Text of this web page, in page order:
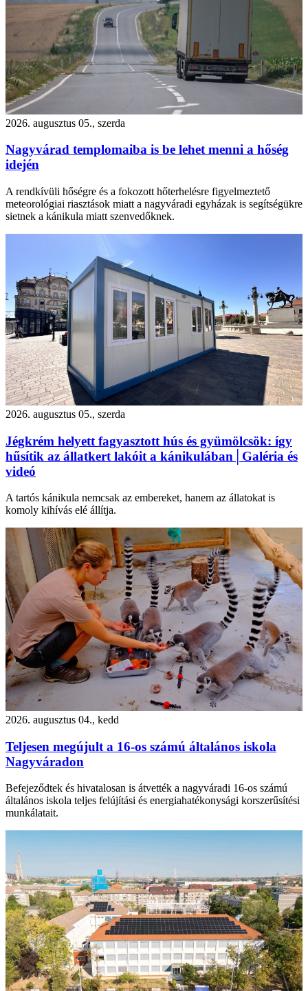
2026. augusztus 05., szerda
Nagyvárad templomaiba is be lehet menni a hőség
idején
A rendkívüli hőségre és a fokozott hőterhelésre figyelmeztető
meteorológiai riasztások miatt a nagyváradi egyházak is segítségükre
sietnek a kánikula miatt szenvedőknek.
2026. augusztus 05., szerda
Jégkrém helyett fagyasztott hús és gyümölcsök: így
hűsítik az állatkert lakóit a kánikulában│Galéria és
videó
A tartós kánikula nemcsak az embereket, hanem az állatokat is
komoly kihívás elé állítja.
2026. augusztus 04., kedd
Teljesen megújult a 16-os számú általános iskola
Nagyváradon
Befejeződtek és hivatalosan is átvették a nagyváradi 16-os számú
általános iskola teljes felújítási és energiahatékonysági korszerűsítési
munkálatait.